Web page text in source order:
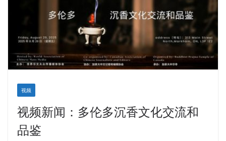
视频新闻：多伦多沉香文化交流和
品鉴
2025-08-29 Editor
（《 国际艺术新闻网 》2025 年 8